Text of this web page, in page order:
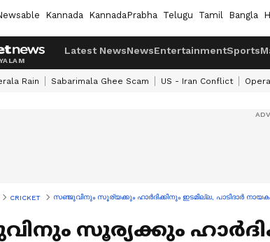
Kannada KannadaPrabha Telugu Tamil Bangla
Latest NewsNewsEntertainmentSports
Rain Sabarimala Ghee Scam US - Iran Conflict
CRICKET സഞ്ജുവിനും സൂര്യക്കും ഹാർദിക്കിനും ഇടമില്ല, പാടിദാർ
സൂര്യക്കും